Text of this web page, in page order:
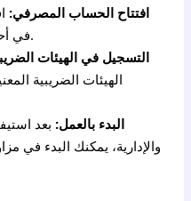
افتتاح الحساب المصرفي:
في أحد البنوك المعتمدة في دبي.
التسجيل في الهيئات
الهيئات الضريبية
البدء بالعمل: بعد
والإدارية، يمكنك البدء في